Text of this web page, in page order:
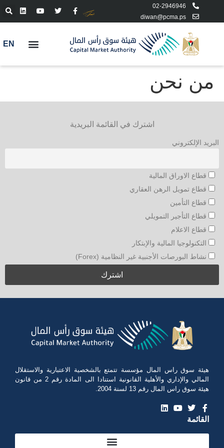
02-2946946
diwan@pcma.ps
EN
من نحن
اشترك في القائمة البريدية
البريد الإلكتروني
قطاع الاوراق المالية
قطاع تمويل الرهن العقاري
قطاع التأمين
قطاع التأجير التمويلي
قطاع الاعلام
التكنولوجيا المالية والإبتكار
نشاط البورصات الأجنبية غير النظامية (Forex)
هيئة سوق راس المال مؤسسة تتمتع بالشخصية الاعتبارية والاستقلال
المالي والإداري والأهلية القانونية استنادا الى المادة رقم 2 من قانون
هيئة سوق راس المال رقم 13 لسنة 2004.
القائمة